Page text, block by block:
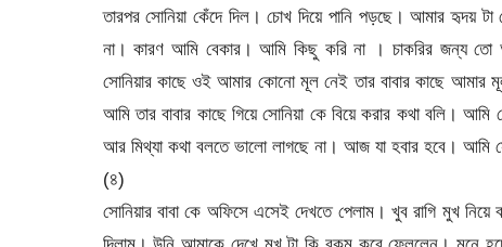
তারপর সোনিয়া কেঁদে দিল। চোখ দিয়ে পানি পড়ছে। আমার হৃদয়
না। কারণ আমি বেকার। আমি কিছু করি না । চাকরির জন্য তো
সোনিয়ার কাছে ওই আমার কোনো মূল নেই তার বাবার কাছে আমার
আমি তার বাবার কাছে গিয়ে সোনিয়া কে বিয়ে করার কথা বলি।
আর মিথ্যা কথা বলতে ভালো লাগছে না। আজ যা হবার হবে। আমি
(৪)
সোনিয়ার বাবা কে অফিসে এসেই দেখতে পেলাম। খুব রাগি মুখ